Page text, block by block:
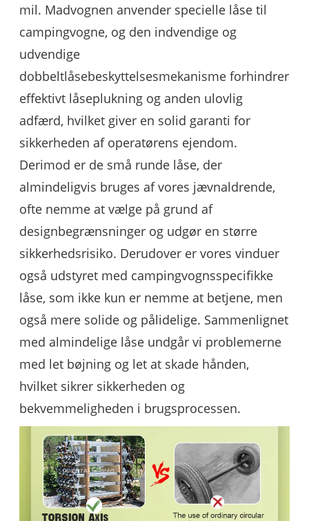
mil. Madvognen anvender specielle låse til
campingvogne, og den indvendige og
udvendige
dobbeltlåsebeskyttelsesmekanisme forhindrer
effektivt låseplukning og anden ulovlig
adfærd, hvilket giver en solid garanti for
sikkerheden af ​​operatørens ejendom.
Derimod er de små runde låse, der
almindeligvis bruges af vores jævnaldrende,
ofte nemme at vælge på grund af
designbegrænsninger og udgør en større
sikkerhedsrisiko. Derudover er vores vinduer
også udstyret med campingvognsspecifikke
låse, som ikke kun er nemme at betjene, men
også mere solide og pålidelige. Sammenlignet
med almindelige låse undgår vi problemerne
med let bøjning og let at skade hånden,
hvilket sikrer sikkerheden og
bekvemmeligheden i brugsprocessen.